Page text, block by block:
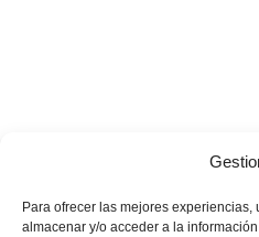
Para ofrecer las mejores
almacenar y/o acceder a la